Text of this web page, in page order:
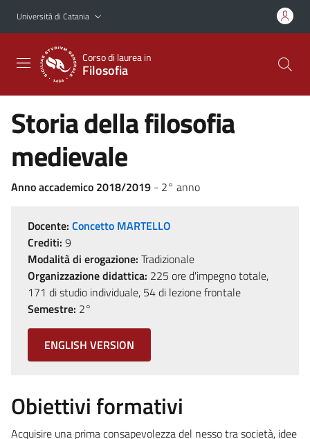
Vai al contenuto principale
Vai al menu di navigazione
Università di Catania
Corso di laurea in
Filosofia
Storia della filosofia
medievale
Anno accademico 2018/2019 - 2° anno
Docente: Concetto MARTELLO
Crediti: 9
Modalità di erogazione: Tradizionale
Organizzazione didattica: 225 ore d'impegno totale,
171 di studio individuale, 54 di lezione frontale
Semestre: 2°
ENGLISH VERSION
Obiettivi formativi
Acquisire una prima consapevolezza del nesso tra società, idee